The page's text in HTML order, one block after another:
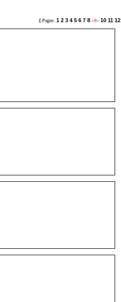
[Pages: 1 2 3 4 5 6 7 8 »9« 10 11 12